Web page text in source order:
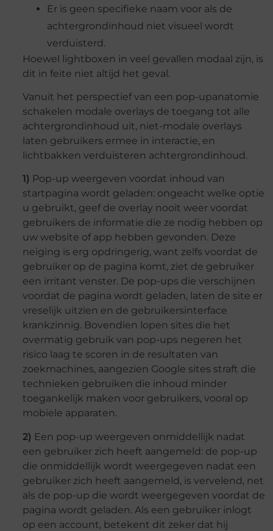
Er is geen specifieke naam voor als de
achtergrondinhoud niet visueel wordt
verduisterd.
Hoewel lightboxen in veel gevallen modaal zijn, is
dit in feite niet altijd het geval.
Vanuit het perspectief van een pop-upanatomie
schakelen modale overlays de toegang tot alle
achtergrondinhoud uit, niet-modale overlays
laten gebruikers ermee in interactie, en
lichtbakken verduisteren achtergrondinhoud.
1) Pop-up weergeven voordat inhoud van
startpagina wordt geladen: ongeacht welke optie
u gebruikt, geef de overlay nooit weer voordat
gebruikers de informatie die ze nodig hebben op
uw website of app hebben gevonden. Deze
neiging is erg opdringerig, want zelfs voordat de
gebruiker op de pagina komt, ziet de gebruiker
een irritant venster. De pop-ups die verschijnen
voordat de pagina wordt geladen, laten de site er
vreselijk uitzien en de gebruikersinterface
krankzinnig. Bovendien lopen sites die het
overmatig gebruik van pop-ups negeren het
risico laag te scoren in de resultaten van
zoekmachines, aangezien Google sites straft die
technieken gebruiken die inhoud minder
toegankelijk maken voor gebruikers, vooral op
mobiele apparaten.
2) Een pop-up weergeven onmiddellijk nadat
een gebruiker zich heeft aangemeld: de pop-up
die onmiddellijk wordt weergegeven nadat een
gebruiker zich heeft aangemeld, is vervelend, net
als de pop-up die wordt weergegeven voordat de
pagina wordt geladen. Als een gebruiker inlogt
op een account, betekent dit zeker dat hij